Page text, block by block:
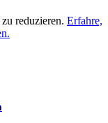
reduzieren. Erfahre,